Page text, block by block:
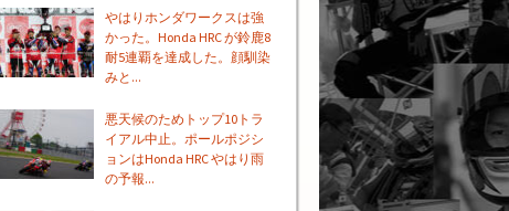
やはりホンダワークスは強
かった。Honda HRC が鈴鹿8
耐5連覇を達成した。顔馴染
みと...
悪天候のためトップ10トラ
イアル中止。ポールポジシ
ョンはHonda HRC やはり雨
の予報...